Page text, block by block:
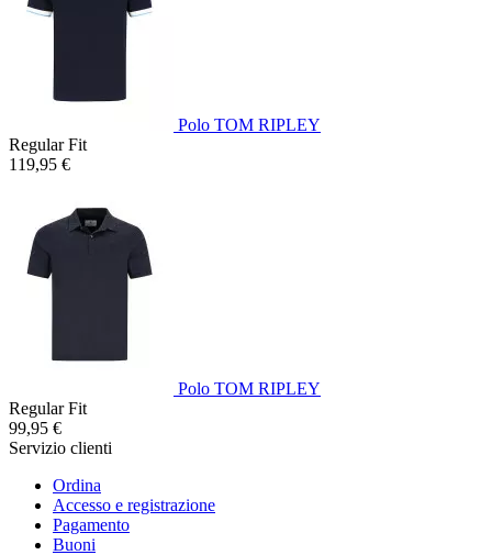
Polo TOM RIPLEY
Regular Fit
119,95 €
Polo TOM RIPLEY
Regular Fit
99,95 €
Servizio clienti
Ordina
Accesso e registrazione
Pagamento
Buoni